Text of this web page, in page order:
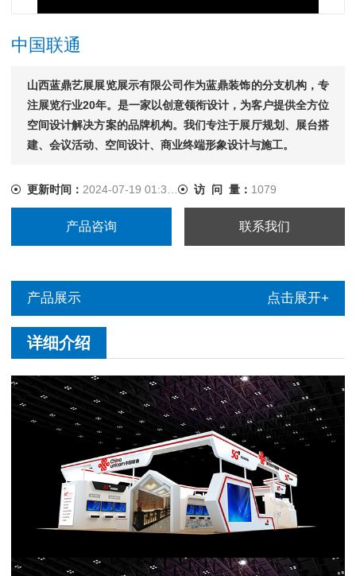
中国联通
山西蓝鼎艺展展览展示有限公司作为蓝鼎装饰的分支机构，专
注展览行业20年。是一家以创意领衔设计，为客户提供全方位
空间设计解决方案的品牌机构。我们专注于展厅规划、展台搭
建、会议活动、空间设计、商业终端形象设计与施工。
更新时间： 2024-07-19 01:32:52 访 问 量： 1079
产品咨询 联系我们
产品展示 点击展开+
详细介绍